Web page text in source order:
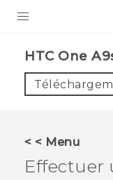
VIVE
HTC One
< < Menu
Effectuer